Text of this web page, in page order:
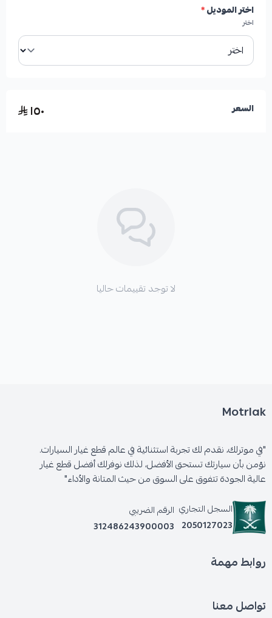
اختر الموديل*
اختر
السعر ١٥٠
لا توجد تقييمات حاليا
Motrlak
"في موترلك، نقدم لك تجربة استثنائية في عالم قطع غيار السيارات.
نؤمن بأن سيارتك تستحق الأفضل، لذلك نوفرلك أفضل قطع غيار
عالية الجودة تتفوق على السوق من حيث المتانة والأداء"
السجل التجاري
2050127023
الرقم الضريبي
312486243900003
روابط مهمة
تواصل معنا